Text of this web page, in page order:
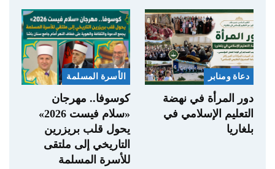
دعاة ومنابر
دور المرأة في نهضة
التعليم الإسلامي في
بلغاريا
الأسرة المسلمة
كوسوفا.. مهرجان
«سلام فيست 2026»
يحول قلب بريزرين
التاريخي إلى ملتقى
للأسرة المسلمة